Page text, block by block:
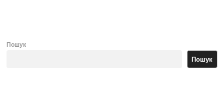
Пошук
Пошук